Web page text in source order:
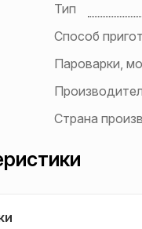
Тип
Способ
Пароварки,
Страна